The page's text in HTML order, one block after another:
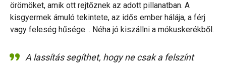
örömöket, amik ott rejtőznek az adott pillanatban. A
kisgyermek ámuló tekintete, az idős ember hálája, a férj
vagy feleség hűsége… Néha jó kiszállni a mókuskerékből.
A lassítás segíthet, hogy ne csak a felszínt